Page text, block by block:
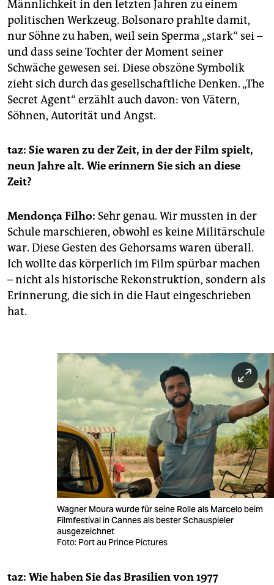
Männlichkeit in den letzten Jahren zu einem
politischen Werkzeug. Bolsonaro prahlte damit,
nur Söhne zu haben, weil sein Sperma „stark“ sei –
und dass seine Tochter der Moment seiner
Schwäche gewesen sei. Diese obszöne Symbolik
zieht sich durch das gesellschaftliche Denken. „The
Secret Agent“ erzählt auch davon: von Vätern,
Söhnen, Autorität und Angst.
taz: Sie waren zu der Zeit, in der der Film spielt,
neun Jahre alt. Wie erinnern Sie sich an diese
Zeit?
Mendonça Filho: Sehr genau. Wir mussten in der
Schule marschieren, obwohl es keine Militärschule
war. Diese Gesten des Gehorsams waren überall.
Ich wollte das körperlich im Film spürbar machen
– nicht als historische Rekonstruktion, sondern als
Erinnerung, die sich in die Haut eingeschrieben
hat.
Wagner Moura wurde für seine Rolle als Marcelo beim
Filmfestival in Cannes als bester Schauspieler
ausgezeichnet
Foto: Port au Prince Pictures
taz: Wie haben Sie das Brasilien von 1977